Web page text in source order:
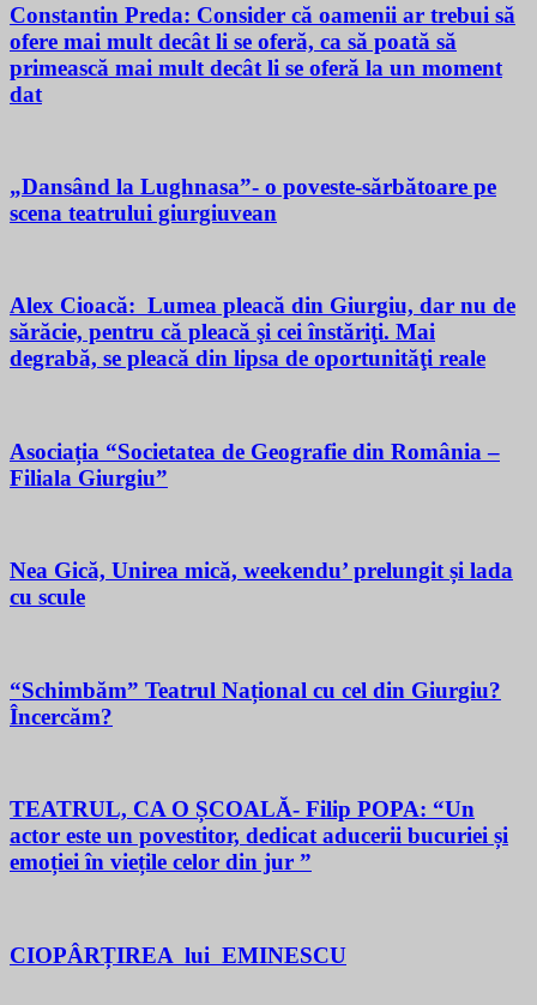
Constantin Preda: Consider că oamenii ar trebui să
ofere mai mult decât li se oferă, ca să poată să
primească mai mult decât li se oferă la un moment
dat
„Dansând la Lughnasa”- o poveste-sărbătoare pe
scena teatrului giurgiuvean
Alex Cioacă: Lumea pleacă din Giurgiu, dar nu de
sărăcie, pentru că pleacă şi cei înstăriţi. Mai
degrabă, se pleacă din lipsa de oportunităţi reale
Asociația “Societatea de Geografie din România –
Filiala Giurgiu”
Nea Gică, Unirea mică, weekendu’ prelungit și lada
cu scule
“Schimbăm” Teatrul Național cu cel din Giurgiu?
Încercăm?
TEATRUL, CA O ȘCOALĂ- Filip POPA: “Un
actor este un povestitor, dedicat aducerii bucuriei și
emoției în viețile celor din jur ”
CIOPÂRȚIREA lui EMINESCU